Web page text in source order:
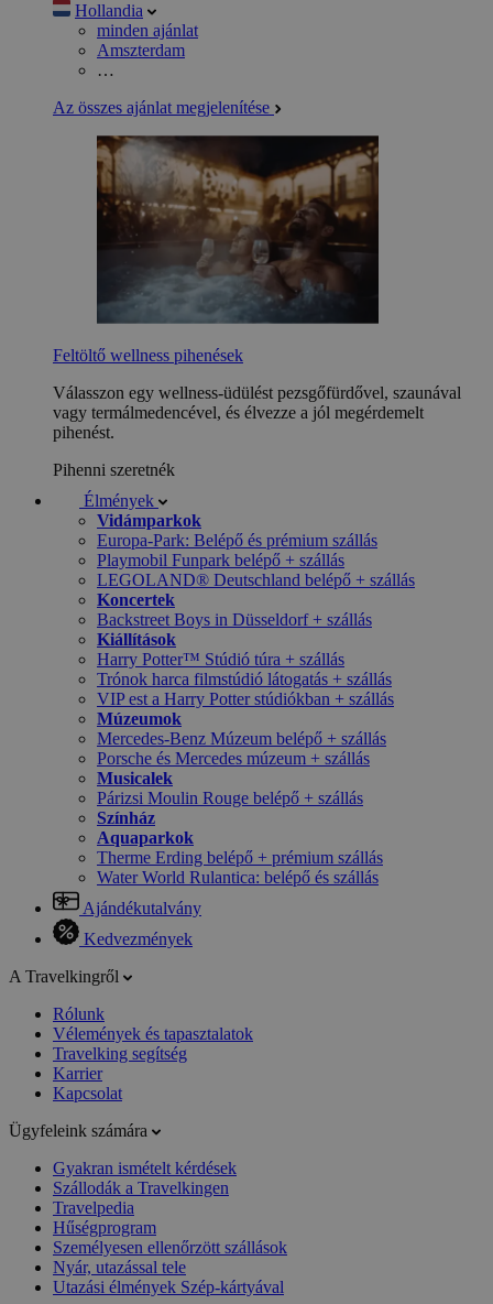
Hollandia
minden ajánlat
Amszterdam
…
Az összes ajánlat megjelenítése
Feltöltő wellness pihenések
Válasszon egy wellness-üdülést pezsgőfürdővel, szaunával
vagy termálmedencével, és élvezze a jól megérdemelt
pihenést.
Pihenni szeretnék
Élmények
Vidámparkok
Europa-Park: Belépő és prémium szállás
Playmobil Funpark belépő + szállás
LEGOLAND® Deutschland belépő + szállás
Koncertek
Backstreet Boys in Düsseldorf + szállás
Kiállítások
Harry Potter™ Stúdió túra + szállás
Trónok harca filmstúdió látogatás + szállás
VIP est a Harry Potter stúdiókban + szállás
Múzeumok
Mercedes-Benz Múzeum belépő + szállás
Porsche és Mercedes múzeum + szállás
Musicalek
Párizsi Moulin Rouge belépő + szállás
Színház
Aquaparkok
Therme Erding belépő + prémium szállás
Water World Rulantica: belépő és szállás
Ajándékutalvány
Kedvezmények
A Travelkingről
Rólunk
Vélemények és tapasztalatok
Travelking segítség
Karrier
Kapcsolat
Ügyfeleink számára
Gyakran ismételt kérdések
Szállodák a Travelkingen
Travelpedia
Hűségprogram
Személyesen ellenőrzött szállások
Nyár, utazással tele
Utazási élmények Szép-kártyával